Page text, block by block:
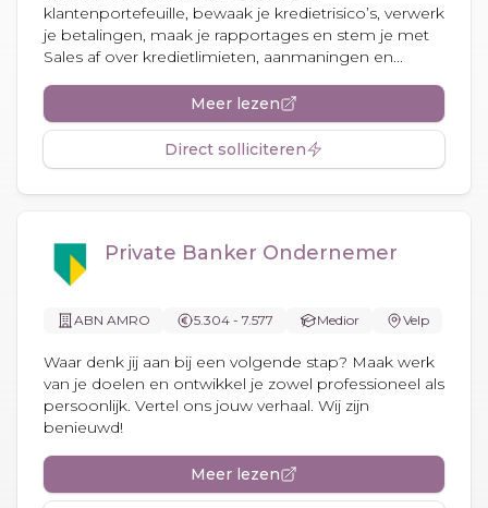
klantenportefeuille, bewaak je kredietrisico’s, verwerk
je betalingen, maak je rapportages en stem je met
Sales af over kredietlimieten, aanmaningen en...
Meer lezen
Direct solliciteren
Private Banker Ondernemer
ABN AMRO 5.304 - 7.577 Medior Velp
Waar denk jij aan bij een volgende stap? Maak werk
van je doelen en ontwikkel je zowel professioneel als
persoonlijk. Vertel ons jouw verhaal. Wij zijn
benieuwd!
Meer lezen